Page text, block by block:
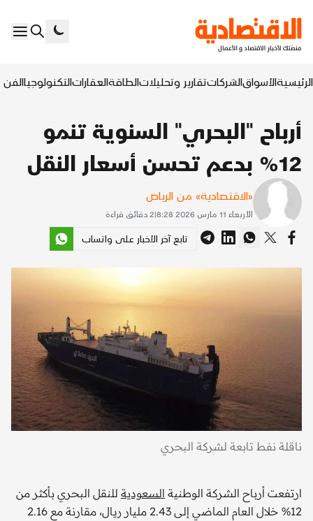
الرئيسيةالأسواقالشركاتتقارير وتحليلاتالطاقةالعقاراتالتكنولوجياالفن
أرباح "البحري" السنوية تنمو
12% بدعم تحسن أسعار النقل
«الاقتصادية» من الرياض
الأربعاء 11 مارس 2026 8:28 |
2 دقائق قراءة
تابع آخر الأخبار على واتساب
ناقلة نفط تابعة لشركة البحري
ارتفعت أرباح الشركة الوطنية السعودية للنقل البحري بأكثر من
12% خلال العام الماضي إلى 2.43 مليار ريال، مقارنة مع 2.16